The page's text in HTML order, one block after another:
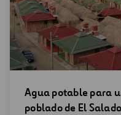
Abrir
una
Agua potable para
poblado de El